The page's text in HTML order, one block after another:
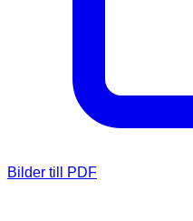
Bilder till PDF